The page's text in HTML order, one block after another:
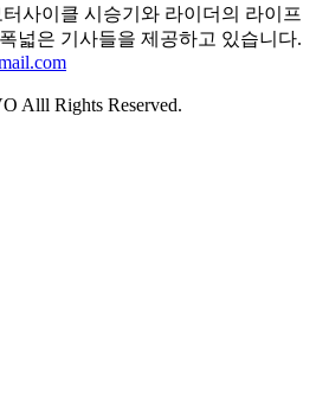
사이클 시승기와 라이더의 라이프
넓은 기사들을 제공하고 있습니다.
Alll Rights Reserved.